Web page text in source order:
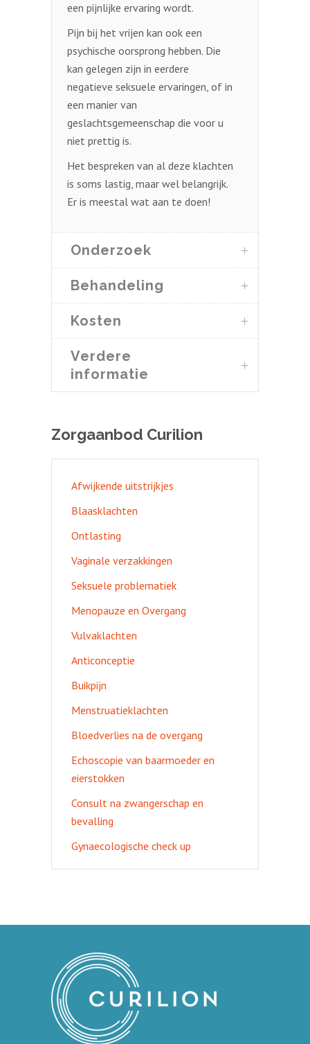
een pijnlijke ervaring wordt.
Pijn bij het vrijen kan ook een
psychische oorsprong hebben. Die
kan gelegen zijn in eerdere
negatieve seksuele ervaringen, of in
een manier van
geslachtsgemeenschap die voor u
niet prettig is.
Het bespreken van al deze klachten
is soms lastig, maar wel belangrijk.
Er is meestal wat aan te doen!
Onderzoek
Behandeling
Kosten
Verdere
informatie
Zorgaanbod Curilion
Afwijkende uitstrijkjes
Blaasklachten
Ontlasting
Vaginale verzakkingen
Seksuele problematiek
Menopauze en Overgang
Vulvaklachten
Anticonceptie
Buikpijn
Menstruatieklachten
Bloedverlies na de overgang
Echoscopie van baarmoeder en
eierstokken
Consult na zwangerschap en
bevalling
Gynaecologische check up